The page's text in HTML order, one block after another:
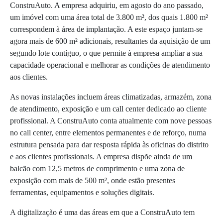
ConstruAuto. A empresa adquiriu, em agosto do ano passado,
um imóvel com uma área total de 3.800 m², dos quais 1.800 m²
correspondem à área de implantação. A este espaço juntam-se
agora mais de 600 m² adicionais, resultantes da aquisição de um
segundo lote contíguo, o que permite à empresa ampliar a sua
capacidade operacional e melhorar as condições de atendimento
aos clientes.
As novas instalações incluem áreas climatizadas, armazém, zona
de atendimento, exposição e um call center dedicado ao cliente
profissional. A ConstruAuto conta atualmente com nove pessoas
no call center, entre elementos permanentes e de reforço, numa
estrutura pensada para dar resposta rápida às oficinas do distrito
e aos clientes profissionais. A empresa dispõe ainda de um
balcão com 12,5 metros de comprimento e uma zona de
exposição com mais de 500 m², onde estão presentes
ferramentas, equipamentos e soluções digitais.
A digitalização é uma das áreas em que a ConstruAuto tem